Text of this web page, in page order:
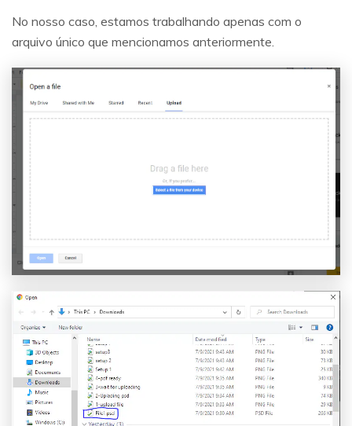
No nosso caso, estamos trabalhando apenas com o
arquivo único que mencionamos anteriormente.